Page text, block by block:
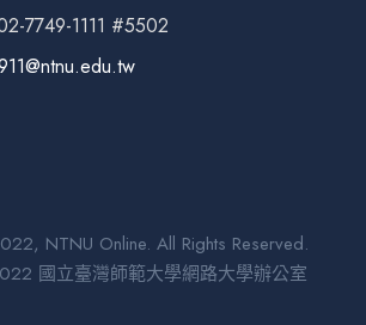
7749-1111 #5502
NTNU Online. All Rights Reserved.
國立臺灣師範大學網路大學辦公室